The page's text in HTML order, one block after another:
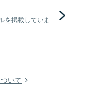
を掲載していま
いて